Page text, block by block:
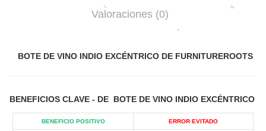
Valoraciones (0)
BOTE DE VINO INDIO EXCÉNTRICO DE FURNITUREROOTS
BENEFICIOS CLAVE - DE BOTE DE VINO INDIO EXCÉNTRICO
BENEFICIO POSITIVO ERROR EVITADO